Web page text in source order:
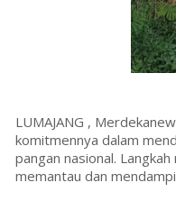
LUMAJANG ,
komitmennya dalam
pangan nasional.
memantau dan